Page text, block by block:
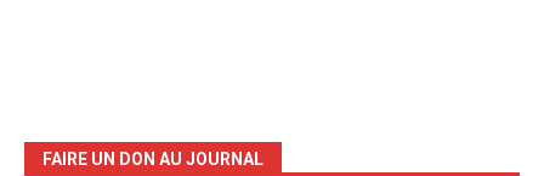
FAIRE UN DON AU JOURNAL